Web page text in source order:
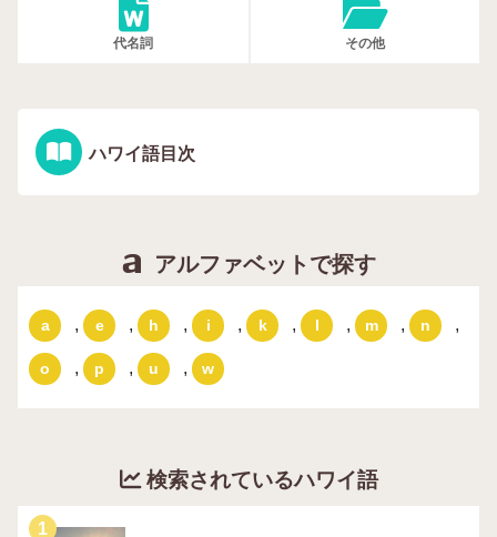
代名詞 その他
ハワイ語目次
アルファベットで探す
a , e , h , i , k , l , m , n ,
o , p , u , w
検索されているハワイ語
1